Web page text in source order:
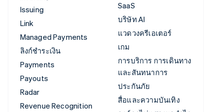
Issuing
Link
Managed Payments
ลิงก์ชำระเงิน
Payments
Payouts
Radar
Revenue Recognition
SaaS
บริษัท AI
แวดวงครีเอเตอร์
เกม
การบริการ การเดินทาง
และสันทนาการ
ประกันภัย
สื่อและความบันเทิง